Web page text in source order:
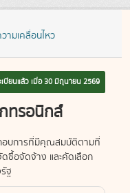
ามเคลื่อนไหว
เบียนแล้ว เมื่อ 30 มิถุนายน 2569
ทรอนิกส์
อบการที่มีคุณสมบัติตามที่
ซื้อจัดจ้าง และคัดเลือก
ฐ